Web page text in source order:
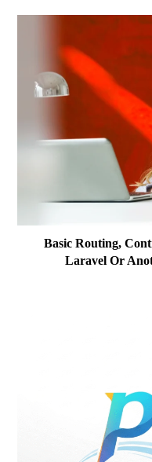
Basic Routing,
Laravel Or